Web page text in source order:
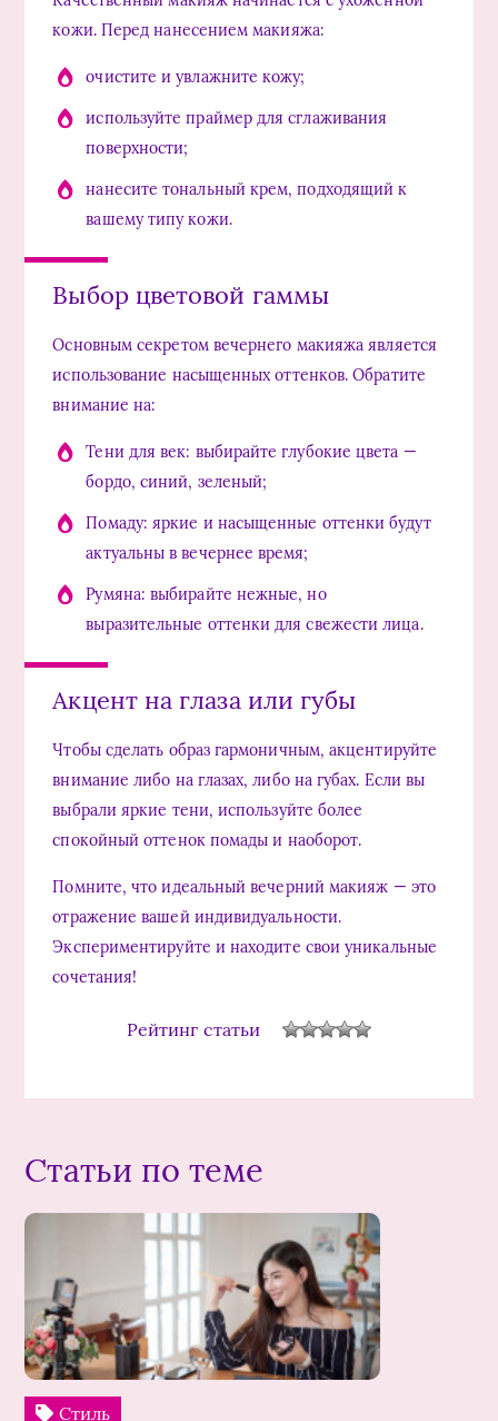
кожи. Перед нанесением макияжа:
очистите и увлажните кожу;
используйте праймер для сглаживания
поверхности;
нанесите тональный крем, подходящий к
вашему типу кожи.
Выбор цветовой гаммы
Основным секретом вечернего макияжа является
использование насыщенных оттенков. Обратите
внимание на:
Тени для век: выбирайте глубокие цвета —
бордо, синий, зеленый;
Помаду: яркие и насыщенные оттенки будут
актуальны в вечернее время;
Румяна: выбирайте нежные, но
выразительные оттенки для свежести лица.
Акцент на глаза или губы
Чтобы сделать образ гармоничным, акцентируйте
внимание либо на глазах, либо на губах. Если вы
выбрали яркие тени, используйте более
спокойный оттенок помады и наоборот.
Помните, что идеальный вечерний макияж — это
отражение вашей индивидуальности.
Экспериментируйте и находите свои уникальные
сочетания!
Рейтинг статьи
Статьи по теме
Стиль